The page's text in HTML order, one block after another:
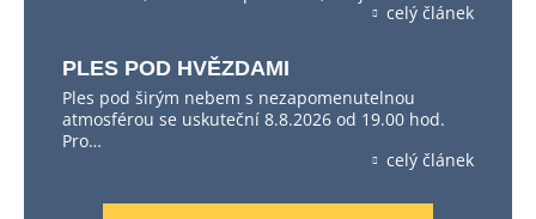
celý článek
PLES POD HVĚZDAMI
Ples pod širým nebem s nezapomenutelnou
atmosférou se uskuteční 8.8.2026 od 19.00 hod.
Pro…
celý článek